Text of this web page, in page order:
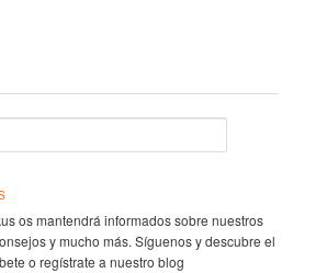
os mantendrá informados sobre nuestros
y mucho más. Síguenos y descubre el
o regístrate a nuestro blog